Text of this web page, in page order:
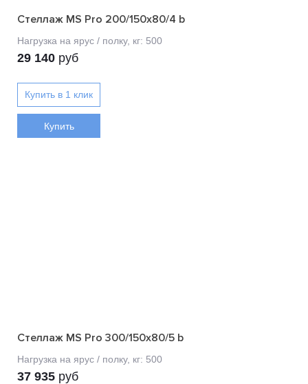
Стеллаж MS Pro 200/150x80/4 b
29 140 руб
Купить
Стеллаж MS Pro 300/150x80/5 b
37 935 руб